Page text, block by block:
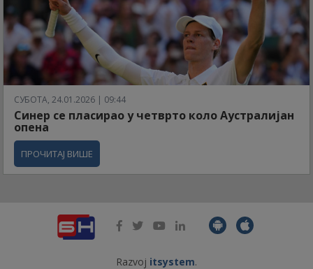
СУБОТА, 24.01.2026 | 09:44
Синер се пласирао у четврто коло Аустралијан
опена
ПРОЧИТАЈ ВИШЕ
Razvoj itsystem.